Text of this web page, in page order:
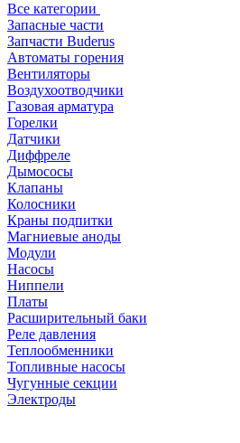
Все категории
Запасные части
Запчасти Buderus
Автоматы горения
Вентиляторы
Воздухоотводчики
Газовая арматура
Горелки
Датчики
Диффреле
Дымососы
Клапаны
Колосники
Краны подпитки
Магниевые аноды
Модули
Насосы
Ниппели
Платы
Расширительный баки
Реле давления
Теплообменники
Топливные насосы
Чугунные секции
Электроды